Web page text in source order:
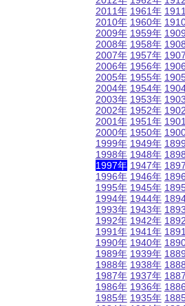
2011年
2010年
2009年
2008年
2007年
2006年
2005年
2004年
2003年
2002年
2001年
2000年
1999年
1998年
1997年
1996年
1995年
1994年
1993年
1992年
1991年
1990年
1989年
1988年
1987年
1986年
1985年
1961年
1960年
1959年
1958年
1957年
1956年
1955年
1954年
1953年
1952年
1951年
1950年
1949年
1948年
1947年
1946年
1945年
1944年
1943年
1942年
1941年
1940年
1939年
1938年
1937年
1936年
1935年